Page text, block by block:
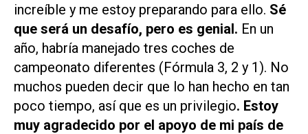
increíble y me estoy preparando para ello. Sé
que será un desafío, pero es genial. En un
año, habría manejado tres coches de
campeonato diferentes (Fórmula 3, 2 y 1). No
muchos pueden decir que lo han hecho en tan
poco tiempo, así que es un privilegio. Estoy
muy agradecido por el apoyo de mi país de